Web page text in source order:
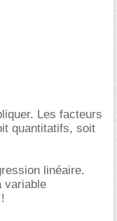
Les facteurs
quantitatifs, soit
linéaire.
variable